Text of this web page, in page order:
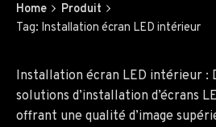
Home
Produit
Tag: Installation écran LED intérieur
Installation écran LED intérieur :
solutions d’installation d’écrans
offrant une qualité d’image